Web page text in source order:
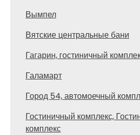
Вымпел
Вятские центральные бани
Гагарин, гостиничный
Галамарт
Город 54, автомоечный
Гостиничный комплекс,
комплекс